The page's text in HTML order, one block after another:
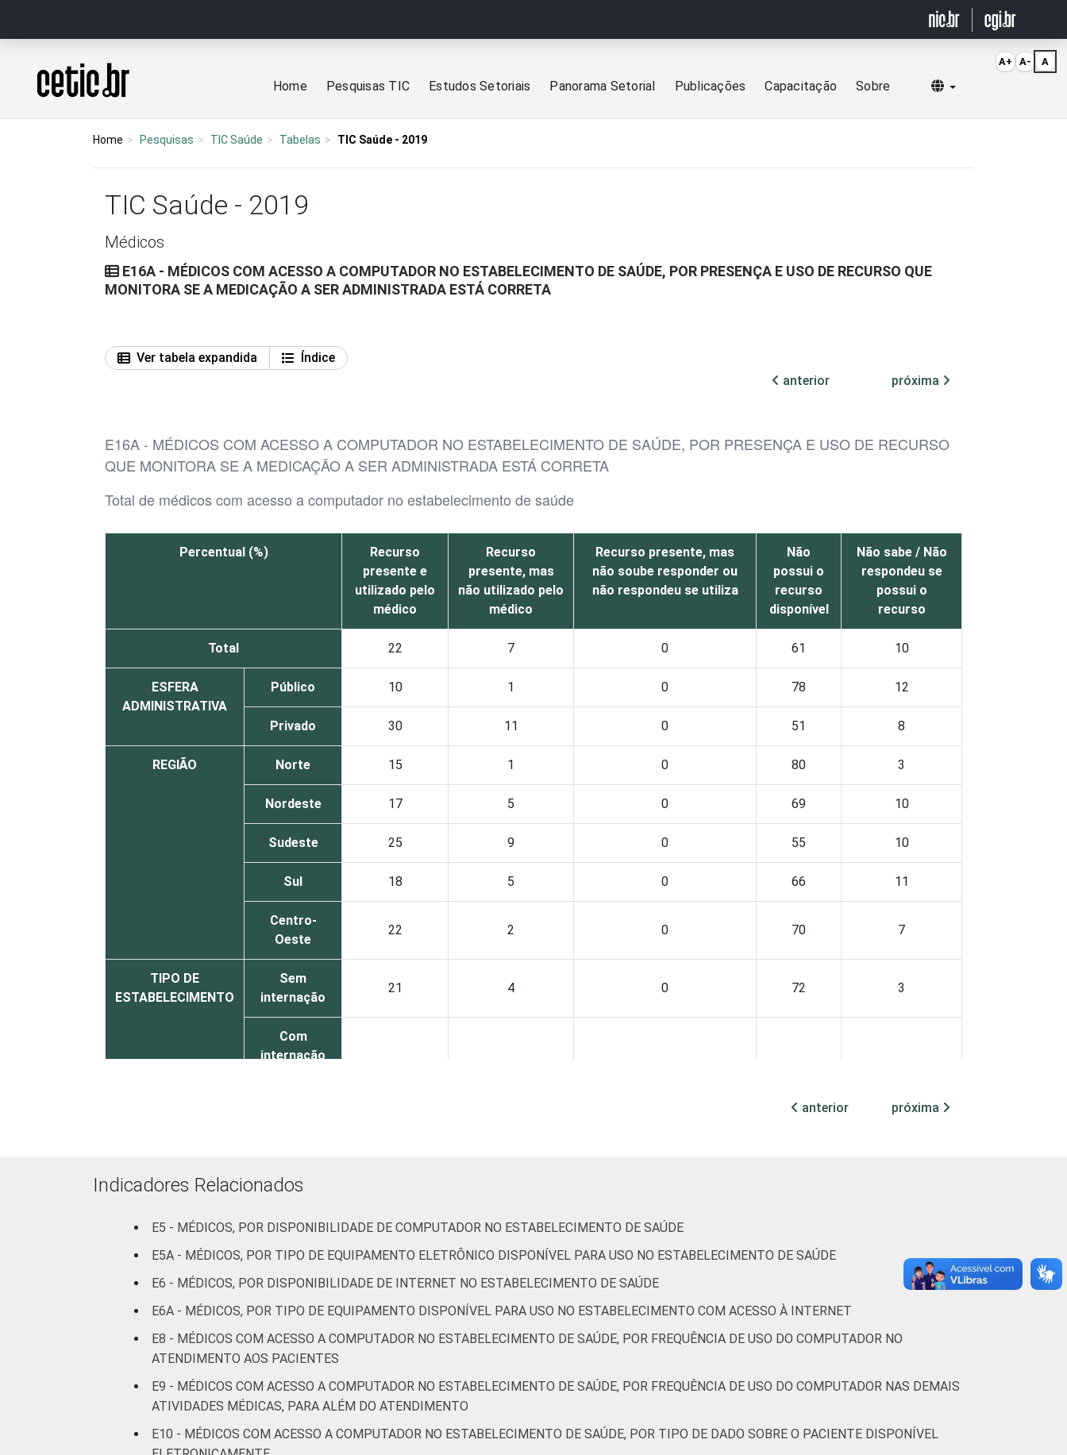
Página inicial
Home Pesquisas TIC Estudos Setoriais Panorama Setorial Publicações Capacitação Sobre Selecionar idioma
Home Pesquisas TIC Saúde Tabelas TIC Saúde - 2019
TIC Saúde - 2019
Médicos
E16A - MÉDICOS COM ACESSO A COMPUTADOR NO ESTABELECIMENTO DE SAÚDE, POR PRESENÇA E USO DE RECURSO QUE
MONITORA SE A MEDICAÇÃO A SER ADMINISTRADA ESTÁ CORRETA
Ver tabela expandida
Índice
anterior
próxima
E16A - MÉDICOS COM ACESSO A COMPUTADOR NO ESTABELECIMENTO DE SAÚDE, POR PRESENÇA E USO DE RECURSO
QUE MONITORA SE A MEDICAÇÃO A SER ADMINISTRADA ESTÁ CORRETA
Total de médicos com acesso a computador no estabelecimento de saúde
Percentual (%)
Recurso
presente e
utilizado pelo
médico
Recurso
presente, mas
não utilizado pelo
médico
Recurso presente, mas
não soube responder ou
não respondeu se utiliza
Não
possui o
recurso
disponível
Não sabe / Não
respondeu se
possui o
recurso
Total 22 7 0 61 10
ESFERA
ADMINISTRATIVA
Público 10 1 0 78 12
Privado 30 11 0 51 8
REGIÃO Norte 15 1 0 80 3
Nordeste 17 5 0 69 10
Sudeste 25 9 0 55 10
Sul 18 5 0 66 11
Centro-
Oeste
22 2 0 70 7
TIPO DE
ESTABELECIMENTO
Sem
internação
21 4 0 72 3
Com
internação
leitos)
Serviço de
apoio à
terapia
- - - -
UNIDADE BÁSICA
DE SAÚDE
Não UBS
FAIXA ETÁRIA Até 35 anos 19
De 36 a 50
anterior próxima
Indicadores Relacionados
E5 - MÉDICOS, POR DISPONIBILIDADE DE COMPUTADOR NO ESTABELECIMENTO DE SAÚDE
E5A - MÉDICOS, POR TIPO DE EQUIPAMENTO ELETRÔNICO DISPONÍVEL PARA USO NO ESTABELECIMENTO DE SAÚDE
E6 - MÉDICOS, POR DISPONIBILIDADE DE INTERNET NO ESTABELECIMENTO DE SAÚDE
E6A - MÉDICOS, POR TIPO DE EQUIPAMENTO DISPONÍVEL PARA USO NO ESTABELECIMENTO COM ACESSO À INTERNET
E8 - MÉDICOS COM ACESSO A COMPUTADOR NO ESTABELECIMENTO DE SAÚDE, POR FREQUÊNCIA DE USO DO COMPUTADOR NO
ATENDIMENTO AOS PACIENTES
E9 - MÉDICOS COM ACESSO A COMPUTADOR NO ESTABELECIMENTO DE SAÚDE, POR FREQUÊNCIA DE USO DO COMPUTADOR NAS DEMAIS
ATIVIDADES MÉDICAS, PARA ALÉM DO ATENDIMENTO
E10 - MÉDICOS COM ACESSO A COMPUTADOR NO ESTABELECIMENTO DE SAÚDE, POR TIPO DE DADO SOBRE O PACIENTE DISPONÍVEL
A+ A- A